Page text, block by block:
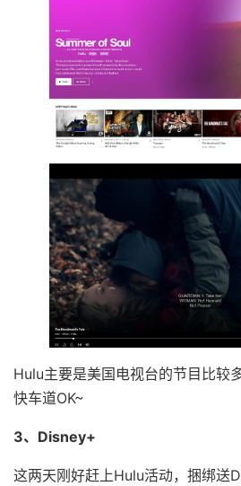
Hulu主要是美国电视台的节目比较
快车道OK~
3、Disney+
这两天刚好赶上Hulu活动，捆绑送